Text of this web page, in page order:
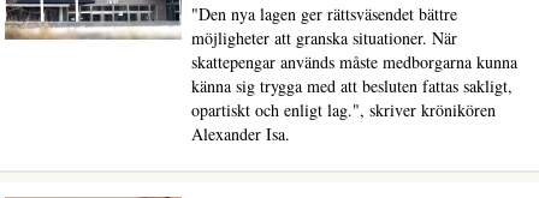
"Den nya lagen ger rättsväsendet bättre
möjligheter att granska situationer. När
skattepengar används måste medborgarna kunna
känna sig trygga med att besluten fattas sakligt,
opartiskt och enligt lag.", skriver krönikören
Alexander Isa.